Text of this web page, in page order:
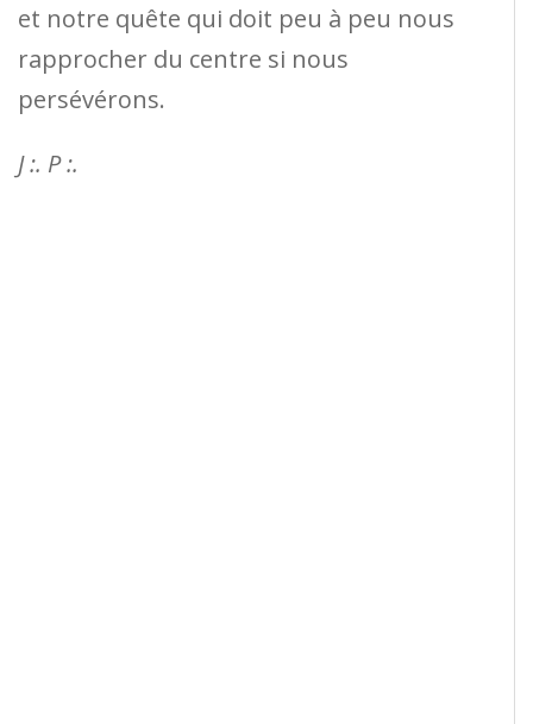
et notre quête qui doit peu à peu nous
rapprocher du centre si nous
persévérons.
J :. P :.